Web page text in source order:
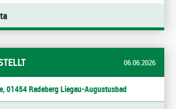
06.06.2026
01454 Radeberg Liegau-Augustusbad